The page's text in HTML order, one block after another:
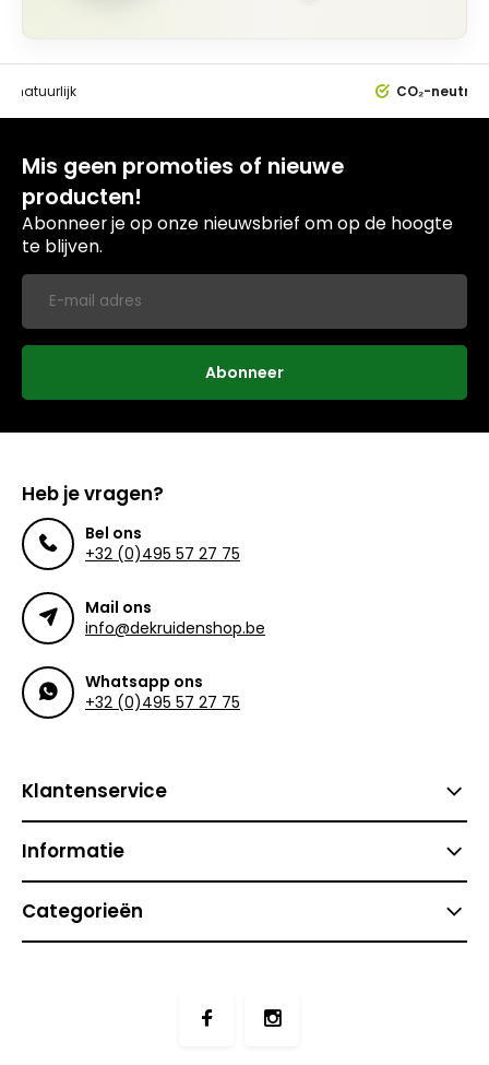
natuurlijk CO₂-
Mis geen promoties of nieuwe
producten!
Abonneer je op onze nieuwsbrief om op de hoogte
te blijven.
Abonneer
Heb je vragen?
Bel ons
+32 (0)495 57 27 75
Mail ons
info@dekruidenshop.be
Whatsapp ons
+32 (0)495 57 27 75
Klantenservice
Informatie
Categorieën